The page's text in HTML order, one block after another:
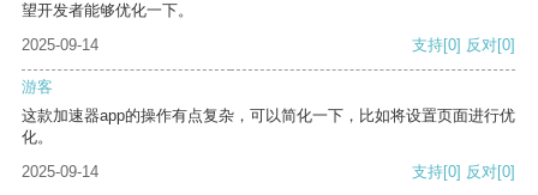
望开发者能够优化一下。
2025-09-14
支持[0] 反对[0]
游客
这款加速器app的操作有点复杂，可以简化一下，比如将设置页面进行优
化。
2025-09-14
支持[0] 反对[0]